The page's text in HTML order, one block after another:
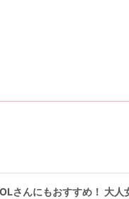
OLさんにもおすすめ！ 大人